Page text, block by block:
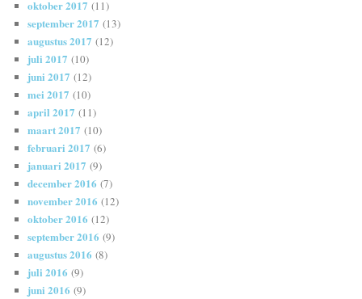
oktober 2017 (11)
september 2017 (13)
augustus 2017 (12)
juli 2017 (10)
juni 2017 (12)
mei 2017 (10)
april 2017 (11)
maart 2017 (10)
februari 2017 (6)
januari 2017 (9)
december 2016 (7)
november 2016 (12)
oktober 2016 (12)
september 2016 (9)
augustus 2016 (8)
juli 2016 (9)
juni 2016 (9)